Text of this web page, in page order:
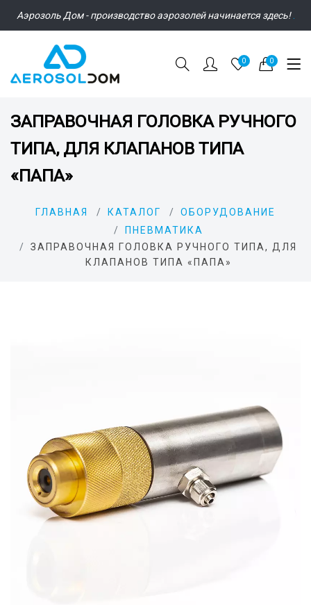
Аэрозоль Дом - производство аэрозолей начинается здесь!
0 0
ЗАПРАВОЧНАЯ ГОЛОВКА РУЧНОГО
ТИПА, ДЛЯ КЛАПАНОВ ТИПА
«ПАПА»
ГЛАВНАЯ КАТАЛОГ
ОБОРУДОВАНИЕ
ПНЕВМАТИКА
ЗАПРАВОЧНАЯ ГОЛОВКА РУЧНОГО ТИПА, ДЛЯ
КЛАПАНОВ ТИПА «ПАПА»